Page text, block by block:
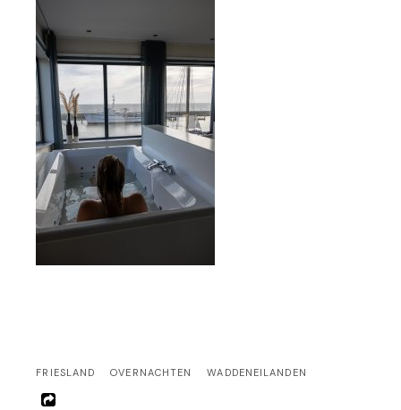
FRIESLAND OVERNACHTEN WADDENEILANDEN